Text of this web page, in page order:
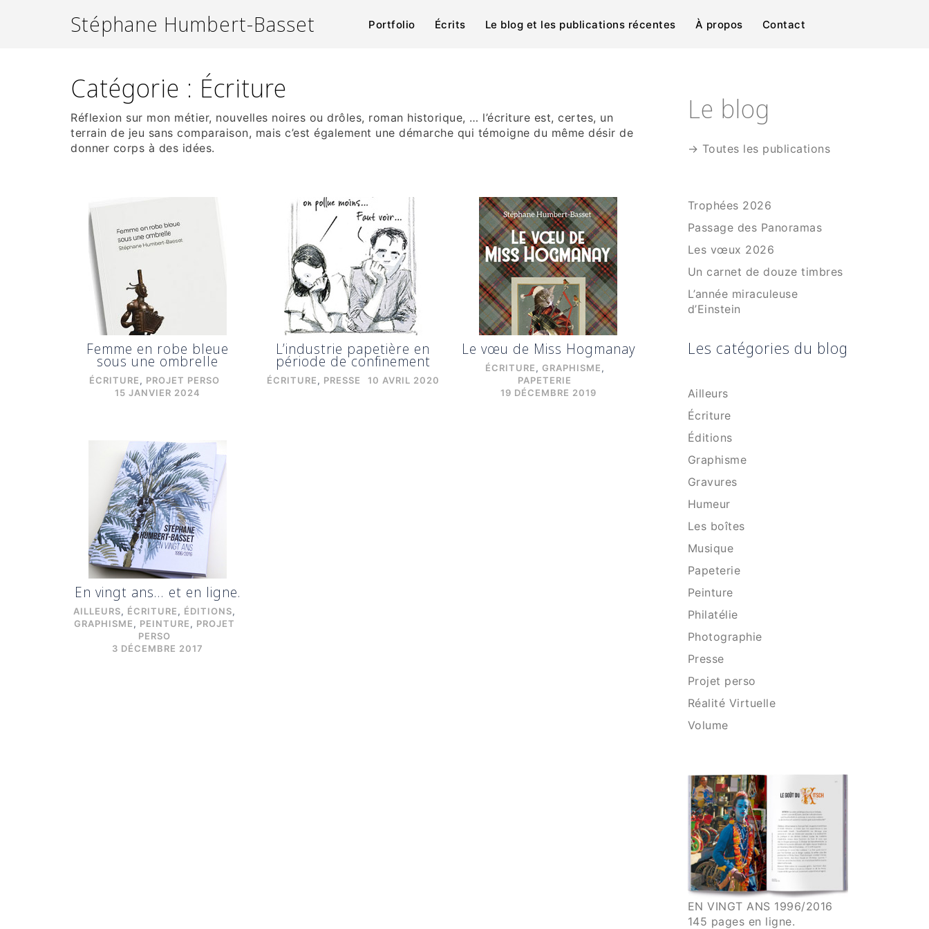
Stéphane Humbert-Basset Portfolio Écrits Le blog et les publications récentes À propos Contact
Catégorie : Écriture
Réflexion sur mon métier, nouvelles noires ou drôles, roman historique, … l’écriture est, certes, un
terrain de jeu sans comparaison, mais c’est également une démarche qui témoigne du même désir de
donner corps à des idées.
Femme en robe bleue
sous une ombrelle
ÉCRITURE, PROJET PERSO
15 JANVIER 2024
L’industrie papetière en
période de confinement
ÉCRITURE, PRESSE 10 AVRIL 2020
Le vœu de Miss Hogmanay
ÉCRITURE, GRAPHISME,
PAPETERIE
19 DÉCEMBRE 2019
En vingt ans… et en ligne.
AILLEURS, ÉCRITURE, ÉDITIONS,
GRAPHISME, PEINTURE, PROJET
PERSO
3 DÉCEMBRE 2017
Le blog
→ Toutes les publications
Trophées 2026
Passage des Panoramas
Les vœux 2026
Un carnet de douze timbres
L’année miraculeuse
d’Einstein
Les catégories du blog
Ailleurs
Écriture
Éditions
Graphisme
Gravures
Humeur
Les boîtes
Musique
Papeterie
Peinture
Philatélie
Photographie
Presse
Projet perso
Réalité Virtuelle
Volume
EN VINGT ANS 1996/2016
145 pages en ligne.